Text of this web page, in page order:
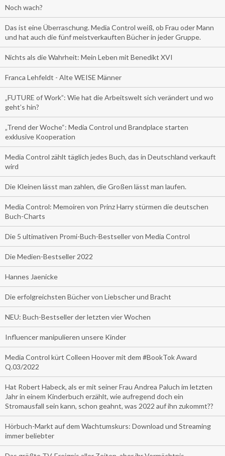
Noch wach?
Das ist eine Überraschung. Media Control weiß, ob Frau oder Mann
und hat auch die fünf meistverkauften Bücher in jeder Gruppe.
Nichts als die Wahrheit: Mein Leben mit Benedikt XVI
Franca Lehfeldt - Alte WEISE Männer
„FUTURE of Work”: Wie hat die Arbeitswelt sich verändert und wo
geht’s hin?
„Trend der Woche“: Media Control und Brandplace starten
exklusive Kooperation
Media Control zählt täglich jedes Buch, das in Deutschland verkauft
wird
Die Kleinen lässt man zahlen, die Großen lässt man laufen.
Media Control: Memoiren von Prinz Harry stürmen die deutschen
Buch-Charts
Die 5 ultimativen Promi-Buch-Bestseller von Media Control
Die Medien-Bestseller 2022
Hannes Jaenicke
Die erfolgreichsten Bücher von Liebscher und Bracht
NEU: Buch-Bestseller der letzten vier Wochen
Influencer manipulieren unsere Kinder
Media Control kürt Colleen Hoover mit dem #BookTok Award
Q.03/2022
Hat Robert Habeck, als er mit seiner Frau Andrea Paluch im letzten
Jahr in einem Kinderbuch erzählt, wie aufregend doch ein
Stromausfall sein kann, schon geahnt, was 2022 auf ihn zukommt??
Hörbuch-Markt auf dem Wachtumskurs: Download und Streaming
immer beliebter